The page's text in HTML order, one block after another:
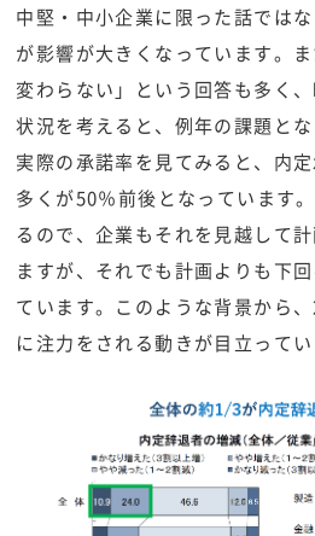
中堅・中小企業に限った話では
が影響が大きくなっています。
変わらない」という回答も多く
状況を考えると、例年の課題とな
実際の承諾率を見てみると、内
多くが50％前後となっています
るので、企業もそれを見越して
ますが、それでも計画よりも下
ています。このような背景から
に注力をされる動きが目立ってい